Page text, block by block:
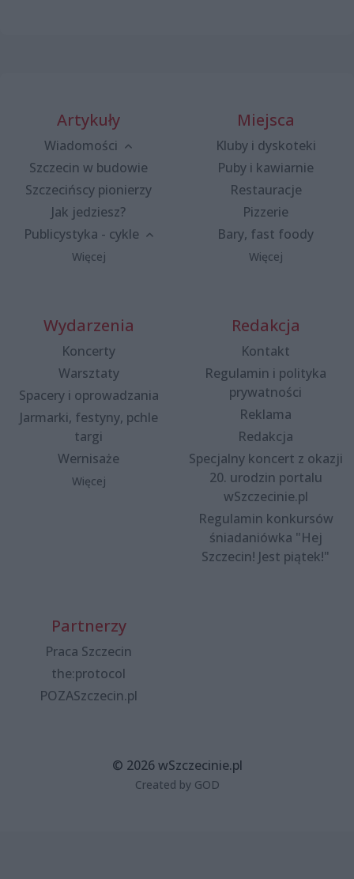
Artykuły
Wiadomości
Szczecin w budowie
Szczecińscy pionierzy
Jak jedziesz?
Publicystyka - cykle
Więcej
Miejsca
Kluby i dyskoteki
Puby i kawiarnie
Restauracje
Pizzerie
Bary, fast foody
Więcej
Wydarzenia
Koncerty
Warsztaty
Spacery i oprowadzania
Jarmarki, festyny, pchle
targi
Wernisaże
Więcej
Redakcja
Kontakt
Regulamin i polityka
prywatności
Reklama
Redakcja
Specjalny koncert z okazji
20. urodzin portalu
wSzczecinie.pl
Regulamin konkursów
śniadaniówka "Hej
Szczecin! Jest piątek!"
Partnerzy
Praca Szczecin
the:protocol
POZASzczecin.pl
© 2026 wSzczecinie.pl
Created by GOD